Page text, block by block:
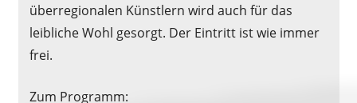
überregionalen Künstlern wird auch für das
leibliche Wohl gesorgt. Der Eintritt ist wie immer
frei.
Zum Programm: